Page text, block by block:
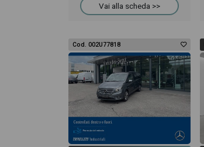
Vai alla scheda >>
Cod. 002U77818